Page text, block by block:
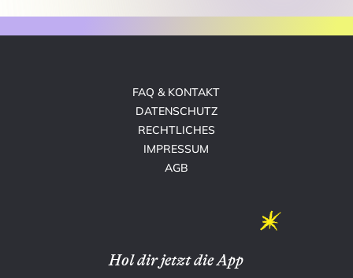
FAQ & KONTAKT
DATENSCHUTZ
RECHTLICHES
IMPRESSUM
AGB
Hol dir jetzt die App